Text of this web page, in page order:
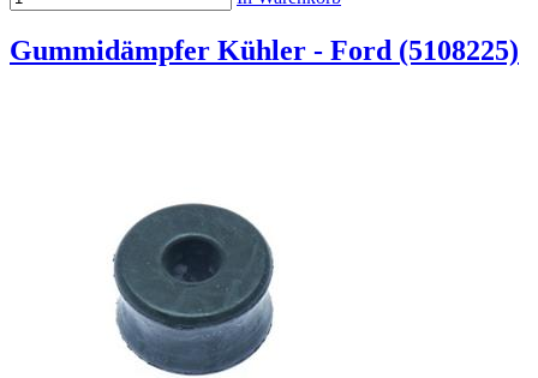
Gummidämpfer Kühler - Ford (5108225)